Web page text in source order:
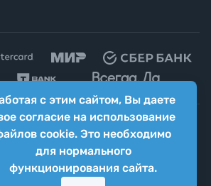
с этим сайтом, Вы даете
согласие на использование
cookie. Это необходимо
для нормального
функционирования сайта.
("Яркий Мир")